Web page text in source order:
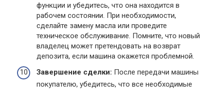
функции и убедитесь, что она находится в
рабочем состоянии. При необходимости,
сделайте замену масла или проведите
техническое обслуживание. Помните, что новый
владелец может претендовать на возврат
депозита, если машина окажется проблемной.
Завершение сделки: После передачи машины
покупателю, убедитесь, что все необходимые